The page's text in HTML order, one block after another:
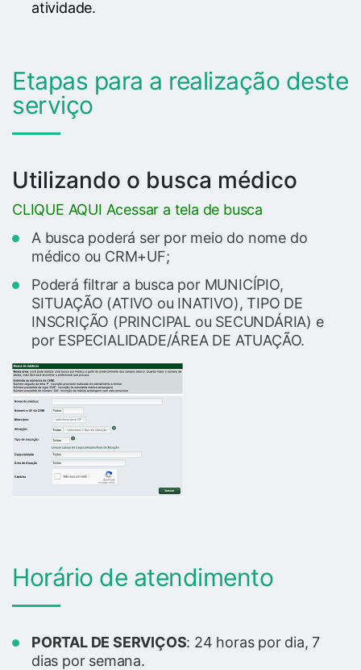
atividade.
Etapas para a realização deste
serviço
Utilizando o busca médico
CLIQUE AQUI Acessar a tela de busca
A busca poderá ser por meio do nome do
médico ou CRM+UF;
Poderá filtrar a busca por MUNICÍPIO,
SITUAÇÃO (ATIVO ou INATIVO), TIPO DE
INSCRIÇÃO (PRINCIPAL ou SECUNDÁRIA) e
por ESPECIALIDADE/ÁREA DE ATUAÇÃO.
Horário de atendimento
PORTAL DE SERVIÇOS: 24 horas por dia, 7
dias por semana.